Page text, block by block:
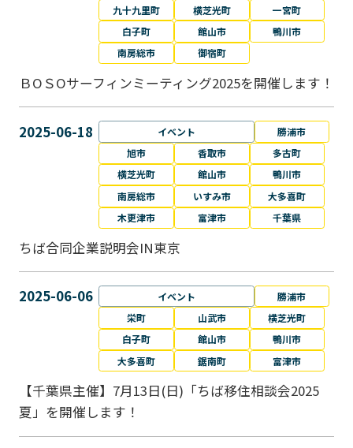
九十九里町
横芝光町
一宮町
白子町
館山市
鴨川市
南房総市
御宿町
ＢОＳОサーフィンミーティング2025を開催します！
2025-06-18 イベント
勝浦市
旭市
香取市
多古町
横芝光町
館山市
鴨川市
南房総市
いすみ市
大多喜町
木更津市
富津市 千葉県
ちば合同企業説明会IN東京
2025-06-06 イベント
勝浦市
栄町
山武市
横芝光町
白子町
館山市
鴨川市
大多喜町
鋸南町 富津市
【千葉県主催】7月13日(日)「ちば移住相談会2025
夏」を開催します！